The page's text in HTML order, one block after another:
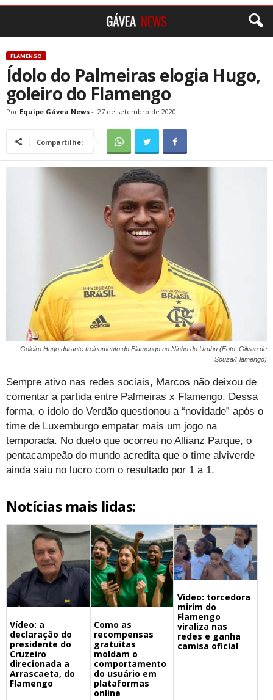
FLAMENGO
Ídolo do Palmeiras elogia Hugo,
goleiro do Flamengo
Por Equipe Gávea News - 27 de setembro de 2020
Compartilhe:
Goleiro Hugo durante treinamento do Flamengo no Ninho do Urubu (Foto: Gilvan de
Souza/Flamengo)
Sempre ativo nas redes sociais, Marcos não deixou de
comentar a partida entre Palmeiras x Flamengo. Dessa
forma, o ídolo do Verdão questionou a “novidade” após o
time de Luxemburgo empatar mais um jogo na
temporada. No duelo que ocorreu no Allianz Parque, o
pentacampeão do mundo acredita que o time alviverde
ainda saiu no lucro com o resultado por 1 a 1.
Notícias mais lidas:
Vídeo: a
declaração do
presidente do
Cruzeiro
direcionada a
Arrascaeta, do
Flamengo
Como as
recompensas
gratuitas
moldam o
comportamento
do usuário em
plataformas
online
Vídeo: torcedora
mirim do
Flamengo
viraliza nas
redes e ganha
camisa oficial